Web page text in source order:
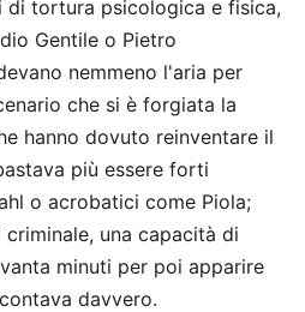
di tortura psicologica e fisica,
Gentile o Pietro
nemmeno l'aria per
che si è forgiata la
hanno dovuto reinventare il
più essere forti
o acrobatici come Piola;
una capacità di
minuti per poi apparire
davvero.